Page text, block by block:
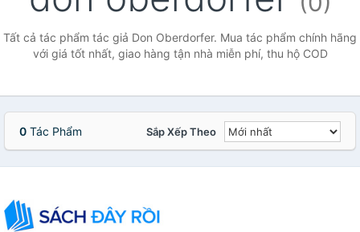
Tất cả tác phẩm tác giả Don Oberdorfer. Mua tác phẩm chính hãng
với giá tốt nhất, giao hàng tận nhà miễn phí, thu hộ COD
0 Tác Phẩm Sắp Xếp Theo